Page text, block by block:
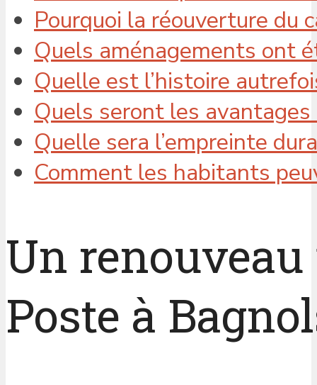
Pourquoi la réouverture
Quels aménagements ont
Quelle est l’histoire
Quels seront les avantages
Quelle sera l’empreinte
Comment les habitants
Un
Poste à